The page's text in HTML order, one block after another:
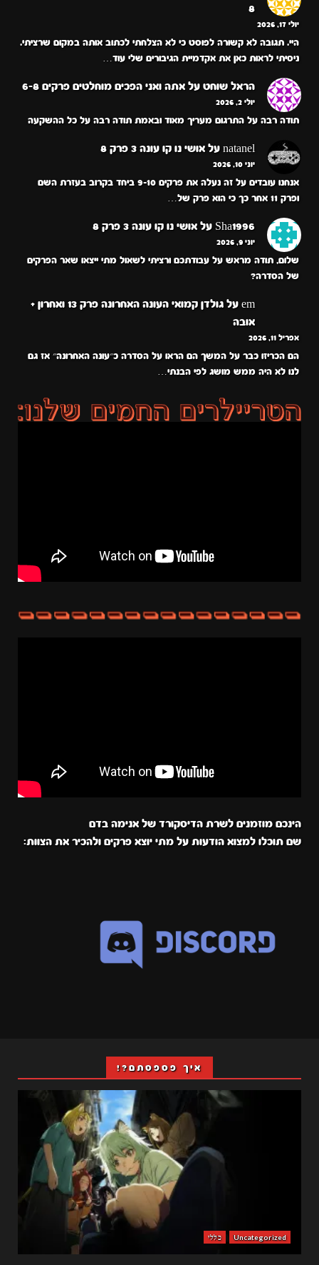
8
יולי 17, 2026
היי. תגובה לא קשורה לפוסט כי לא הצלחתי לכתוב אותה במקום שרציתי.
ניסיתי לראות כאן את אקדמיית הגיבורים שלי עוד…
הראל שוחט על אתה ואני הפכים מוחלטים פרקים 6-8
יולי 2, 2026
תודה רבה על התרגום מעריך מאוד ובאמת תודה רבה על כל ההשקעה
natanel על אושי נו קו עונה 3 פרק 8
יוני 10, 2026
אנחנו עובדים על זה נעלה את פרקים 9-10 ביחד בקרוב בעזרת השם
ופרק 11 אחר כך כי הוא פרק של…
Sha1996 על אושי נו קו עונה 3 פרק 8
יוני 9, 2026
שלום, תודה מראש על עבודתכם ורציתי לשאול מתי ייצאו שאר הפרקים
של הסדרה?
em על
גולדן קמואי העונה האחרונה פרק 13 ואחרון +
אובה
אפריל 11, 2026
הם הכריזו כבר על המשך הם הראו על הסדרה כ״עונה האחרונה״ אז גם
לנו לא היה ממש מושג לפי הבנתי…
הינכם מוזמנים לשרת הדיסקורד של אנימה בדם
שם תוכלו למצוא הודעות על מתי יוצא פרקים ולהכיר את הצוות:
איך פספסתם?!
Uncategorized כללי